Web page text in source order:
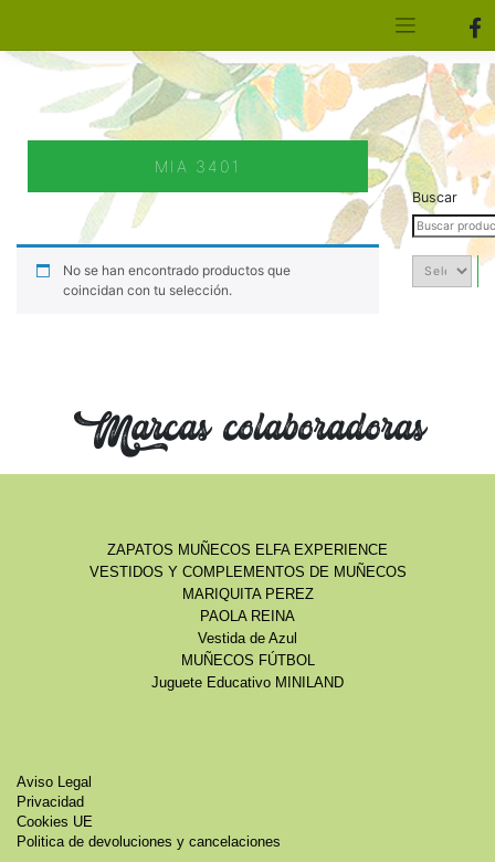
MIA 3401
No se han encontrado productos que
coincidan con tu selección.
Buscar
Marcas colaboradoras
ZAPATOS MUÑECOS ELFA EXPERIENCE
VESTIDOS Y COMPLEMENTOS DE MUÑECOS
MARIQUITA PEREZ
PAOLA REINA
Vestida de Azul
MUÑECOS FÚTBOL
Juguete Educativo MINILAND
Aviso Legal
Privacidad
Cookies UE
Politica de devoluciones y cancelaciones